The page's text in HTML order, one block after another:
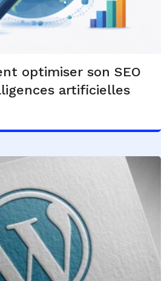
optimiser son SEO
artificielles